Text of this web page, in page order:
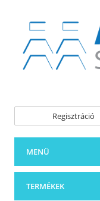
Regisztráció
MENÜ
TERMÉKEK